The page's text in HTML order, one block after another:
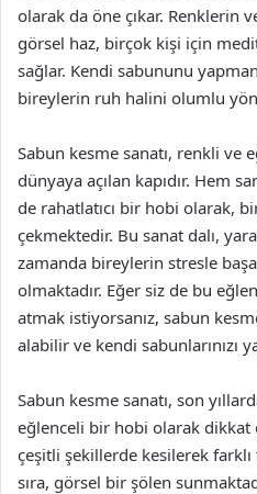
olarak da öne çıkar. Renklerin
görsel haz, birçok kişi için
sağlar. Kendi sabununu
bireylerin ruh halini olumlu
Sabun kesme sanatı, renkli ve
dünyaya açılan kapıdır. Hem
de rahatlatıcı bir hobi olarak,
çekmektedir. Bu sanat dalı,
zamanda bireylerin stresle başa
olmaktadır. Eğer siz de bu
atmak istiyorsanız, sabun
alabilir ve kendi sabunlarınızı
Sabun kesme sanatı, son
eğlenceli bir hobi olarak dikkat
çeşitli şekillerde kesilerek farklı
sıra, görsel bir şölen